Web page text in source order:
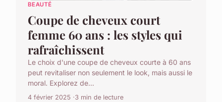
BEAUTÉ
Coupe de cheveux court
femme 60 ans : les styles qui
rafraîchissent
Le choix d'une coupe de cheveux courte à 60 ans
peut revitaliser non seulement le look, mais aussi le
moral. Explorez de...
4 février 2025 3 min de lecture